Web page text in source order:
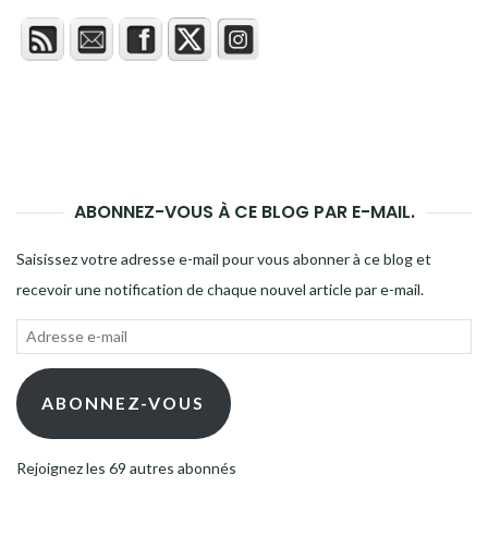
ABONNEZ-VOUS À CE BLOG PAR E-MAIL.
Saisissez votre adresse e-mail pour vous abonner à ce blog et
recevoir une notification de chaque nouvel article par e-mail.
Adresse
mail ABONNEZ-VOUS
Rejoignez les 69 autres abonnés